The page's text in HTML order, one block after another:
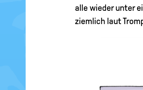
alle wieder unter
ziemlich laut